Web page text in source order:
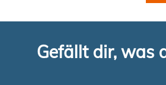
Gefällt dir, was